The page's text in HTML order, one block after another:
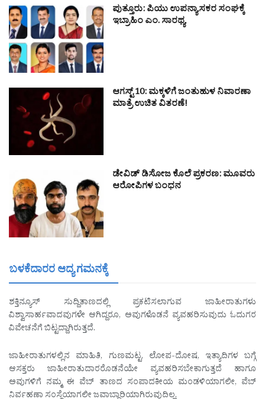
ಪುತ್ತೂರು: ಪಿಯು ಉಪನ್ಯಾಸಕರ ಸಂಘಕ್ಕೆ
ಇಬ್ರಾಹಿಂ ಎಂ. ಸಾರಥ್ಯ
ಆಗಸ್ಟ್ 10: ಮಕ್ಕಳಿಗೆ ಜಂತುಹುಳ ನಿವಾರಣಾ
ಮಾತ್ರೆ ಉಚಿತ ವಿತರಣೆ!
ಡೇವಿಡ್ ಡಿಸೋಜ ಕೊಲೆ ಪ್ರಕರಣ: ಮೂವರು
ಆರೋಪಿಗಳ ಬಂಧನ
ಬಳಕೆದಾರರ ಆದ್ಯ ಗಮನಕ್ಕೆ
ಶಕ್ತಿನ್ಯೂಸ್ ಸುದ್ದಿತಾಣದಲ್ಲಿ ಪ್ರಕಟಿಸಲಾಗುವ ಜಾಹೀರಾತುಗಳು
ವಿಶ್ವಾಸಾರ್ಹವಾದವುಗಳೇ ಆಗಿದ್ದರೂ, ಅವುಗಳೊಡನೆ ವ್ಯವಹರಿಸುವುದು ಓದುಗರ
ವಿವೇಚನೆಗೆ ಬಿಟ್ಟದ್ದಾಗಿರುತ್ತದೆ.
ಜಾಹೀರಾತುಗಳಲ್ಲಿನ ಮಾಹಿತಿ, ಗುಣಮಟ್ಟ, ಲೋಪ-ದೋಷ, ಇತ್ಯಾದಿಗಳ ಬಗ್ಗೆ
ಆಸಕ್ತರು ಜಾಹೀರಾತುದಾರರೊಡನೆಯೇ ವ್ಯವಹರಿಸಬೇಕಾಗುತ್ತದೆ ಹಾಗೂ
ಅವುಗಳಿಗೆ ನಮ್ಮ ಈ ವೆಬ್ ತಾಣದ ಸಂಪಾದಕೀಯ ಮಂಡಳಿಯಾಗಲೀ, ವೆಬ್